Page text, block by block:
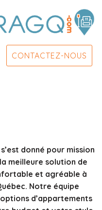
CONTACTEZ-NOUS
donné pour mission
meilleure solution de
et agréable à
Notre équipe
d’appartements